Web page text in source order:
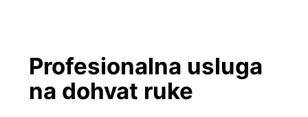
Profesionalna usluga
na dohvat ruke